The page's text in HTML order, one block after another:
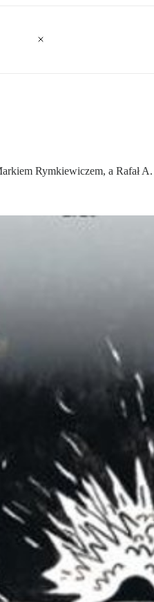
Rymkiewiczem, a Rafał